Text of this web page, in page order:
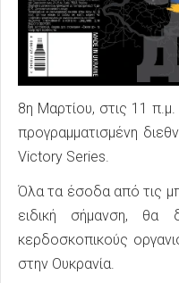
8η Μαρτίου, στις 11
προγραμματισμένη
Victory Series.
Όλα τα έσοδα από τις
ειδική σήμανση, θα
κερδοσκοπικούς
στην Ουκρανία.